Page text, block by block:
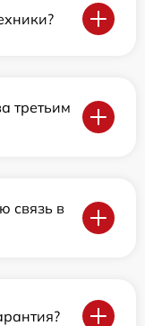
третьим
связь в